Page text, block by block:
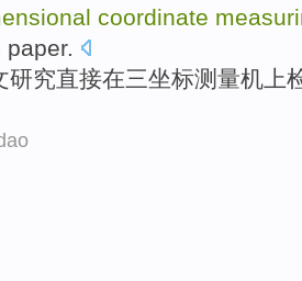
coordinate
paper.
研究直接在三坐标测量机上